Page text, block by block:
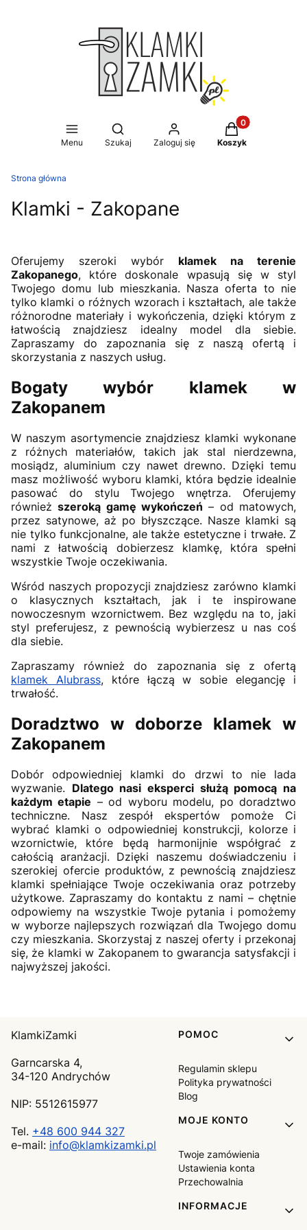
Menu
Otwórz wyszukiwarkę
Szukaj Zaloguj się
Produkty w
Koszyk
Strona główna
Klamki - Zakopane
Oferujemy szeroki wybór klamek na terenie
Zakopanego, które doskonale wpasują się w styl
Twojego domu lub mieszkania. Nasza oferta to nie
tylko klamki o różnych wzorach i kształtach, ale także
różnorodne materiały i wykończenia, dzięki którym z
łatwością znajdziesz idealny model dla siebie.
Zapraszamy do zapoznania się z naszą ofertą i
skorzystania z naszych usług.
Bogaty wybór klamek w
Zakopanem
W naszym asortymencie znajdziesz klamki wykonane
z różnych materiałów, takich jak stal nierdzewna,
mosiądz, aluminium czy nawet drewno. Dzięki temu
masz możliwość wyboru klamki, która będzie idealnie
pasować do stylu Twojego wnętrza. Oferujemy
równieższeroką gamę wykończeń – od matowych,
przez satynowe, aż po błyszczące. Nasze klamki są
nie tylko funkcjonalne, ale także estetyczne i trwałe. Z
nami z łatwością dobierzesz klamkę, która spełni
wszystkie Twoje oczekiwania.
Wśród naszych propozycji znajdziesz zarówno klamki
o klasycznych kształtach, jak i te inspirowane
nowoczesnym wzornictwem. Bez względu na to, jaki
styl preferujesz, z pewnością wybierzesz u nas coś
dla siebie.
Zapraszamy również do zapoznania się z ofertą
klamek Alubrass, które łączą w sobie elegancję i
trwałość.
Doradztwo w doborze klamek w
Zakopanem
Dobór odpowiedniej klamki do drzwi to nie lada
wyzwanie. Dlatego nasi eksperci służą pomocą na
każdym etapie – od wyboru modelu, po doradztwo
techniczne. Nasz zespół ekspertów pomoże Ci
wybrać klamki o odpowiedniej konstrukcji, kolorze i
wzornictwie, które będą harmonijnie współgrać z
całością aranżacji. Dzięki naszemu doświadczeniu i
szerokiej ofercie produktów, z pewnością znajdziesz
klamki spełniające Twoje oczekiwania oraz potrzeby
użytkowe. Zapraszamy do kontaktu z nami – chętnie
odpowiemy na wszystkie Twoje pytania i pomożemy
w wyborze najlepszych rozwiązań dla Twojego domu
czy mieszkania. Skorzystaj z naszej oferty i przekonaj
się, że klamki w Zakopanem to gwarancja satysfakcji i
najwyższej jakości.
KlamkiZamki
Garncarska 4,
34-120 Andrychów
NIP: 5512615977
Tel. +48 600 944 327
e-mail: info@klamkizamki.pl
Linki w stopce
POMOC
Regulamin sklepu
Polityka prywatności
Blog
MOJE KONTO
Twoje zamówienia
Ustawienia konta
Przechowalnia
INFORMACJE